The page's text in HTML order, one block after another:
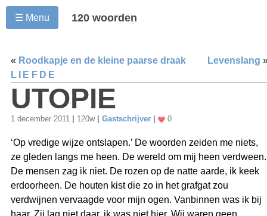
☰ Menu 120 woorden
« Roodkapje en de kleine paarse draak Levenslang
LIEFDE
UTOPIE
1 december 2011 120w Gastschrijver 0
‘Op vredige wijze ontslapen.’ De woorden zeiden me niets,
ze gleden langs me heen. De wereld om mij heen verdween.
De mensen zag ik niet. De rozen op de natte aarde, ik keek
erdoorheen. De houten kist die zo in het grafgat zou
verdwijnen vervaagde voor mijn ogen. Vanbinnen was ik bij